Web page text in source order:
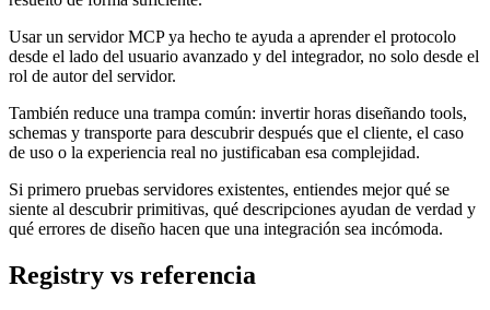
Usar un servidor MCP ya hecho te ayuda a aprender el protocolo
desde el lado del usuario avanzado y del integrador, no solo desde el
rol de autor del servidor.
También reduce una trampa común: invertir horas diseñando tools,
schemas y transporte para descubrir después que el cliente, el caso
de uso o la experiencia real no justificaban esa complejidad.
Si primero pruebas servidores existentes, entiendes mejor qué se
siente al descubrir primitivas, qué descripciones ayudan de verdad y
qué errores de diseño hacen que una integración sea incómoda.
Registry vs referencia